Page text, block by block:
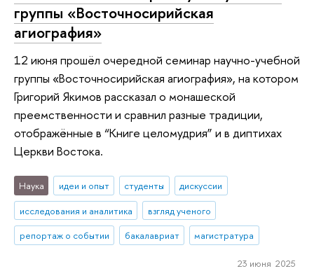
группы «Восточносирийская
агиография»
12 июня прошёл очередной семинар научно-учебной
группы «Восточносирийская агиография», на котором
Григорий Якимов рассказал о монашеской
преемственности и сравнил разные традиции,
отображённые в “Книге целомудрия” и в диптихах
Церкви Востока.
Наука идеи и опыт студенты
дискуссии
исследования и аналитика
взгляд ученого
репортаж о событии
бакалавриат магистратура
23 июня 2025